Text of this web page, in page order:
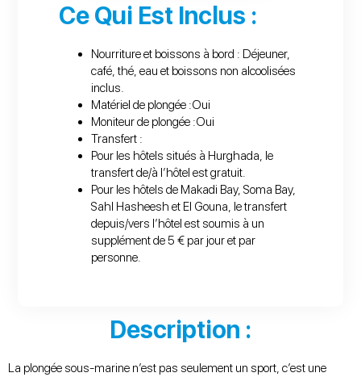
Ce Qui Est Inclus :
Nourriture et boissons à bord : Déjeuner,
café, thé, eau et boissons non alcoolisées
inclus.
Matériel de plongée :Oui
Moniteur de plongée :Oui
Transfert :
Pour les hôtels situés à Hurghada, le
transfert de/à l’hôtel est gratuit.
Pour les hôtels de Makadi Bay, Soma Bay,
Sahl Hasheesh et El Gouna, le transfert
depuis/vers l’hôtel est soumis à un
supplément de 5 € par jour et par
personne.
Description :
La plongée sous-marine n’est pas seulement un sport, c’est une